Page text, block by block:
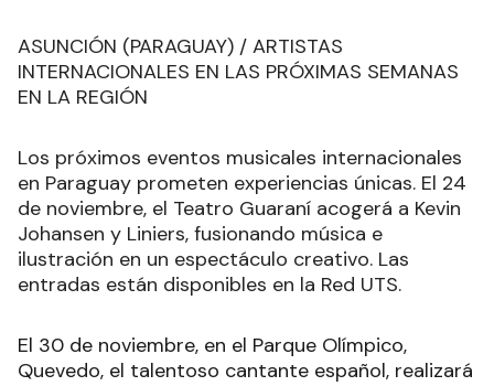
ASUNCIÓN (PARAGUAY) / ARTISTAS
INTERNACIONALES EN LAS PRÓXIMAS SEMANAS
EN LA REGIÓN
Los próximos eventos musicales internacionales
en Paraguay prometen experiencias únicas. El 24
de noviembre, el Teatro Guaraní acogerá a Kevin
Johansen y Liniers, fusionando música e
ilustración en un espectáculo creativo. Las
entradas están disponibles en la Red UTS.
El 30 de noviembre, en el Parque Olímpico,
Quevedo, el talentoso cantante español, realizará